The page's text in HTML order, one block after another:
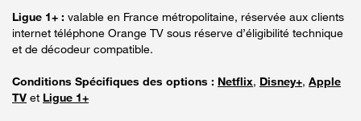
Ligue 1+ : valable en France métropolitaine, réservée aux clients
internet téléphone Orange TV sous réserve d’éligibilité technique
et de décodeur compatible.
Conditions Spécifiques des options : Netflix, Disney+, Apple
TV et Ligue 1+